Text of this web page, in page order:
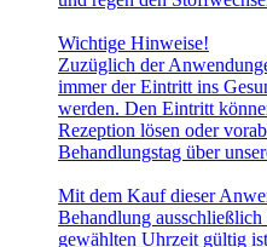
Wichtige Hinweise!
Zuzüglich der
immer der Eintritt ins
werden. Den Eintritt
Rezeption lösen oder
Behandlungstag über
Mit dem Kauf dieser
Behandlung
gewählten Uhrzeit gültig